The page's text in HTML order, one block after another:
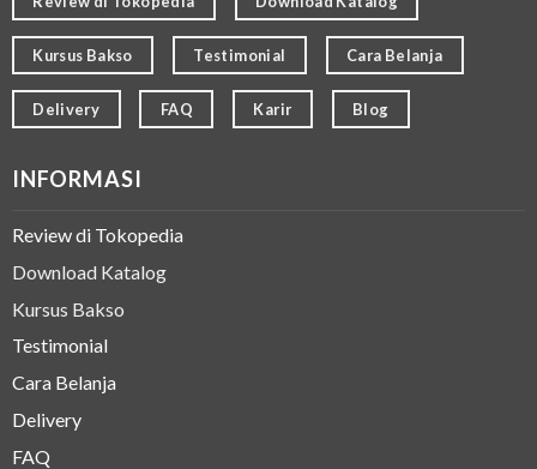
Kursus Bakso Testimonial Cara Belanja
Delivery FAQ Karir Blog
INFORMASI
Review di Tokopedia
Download Katalog
Kursus Bakso
Testimonial
Cara Belanja
Delivery
FAQ